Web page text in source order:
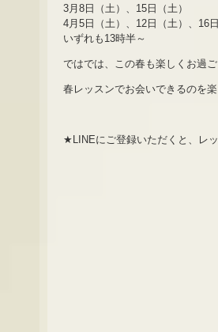
3月8日（土）、15日（土）
4月5日（土）、12日（土）、16日
いずれも13時半～
ではでは、この春も楽しくお過
春レッスンでお会いできるのを
★LINEにご登録いただくと、レ